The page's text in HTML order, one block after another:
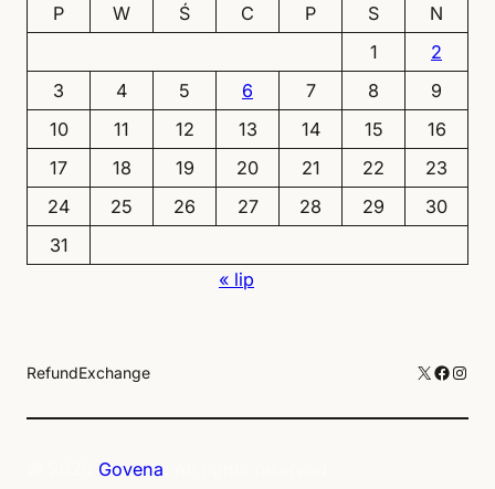
P
W Ś C P S
N
1
2
3
4 5 6 7 8
9
10
11 12 13 14 15
16
17
18 19 20 21 22
23
24
25 26 27 28 29
30
31
« lip
RefundExchange X
Govena